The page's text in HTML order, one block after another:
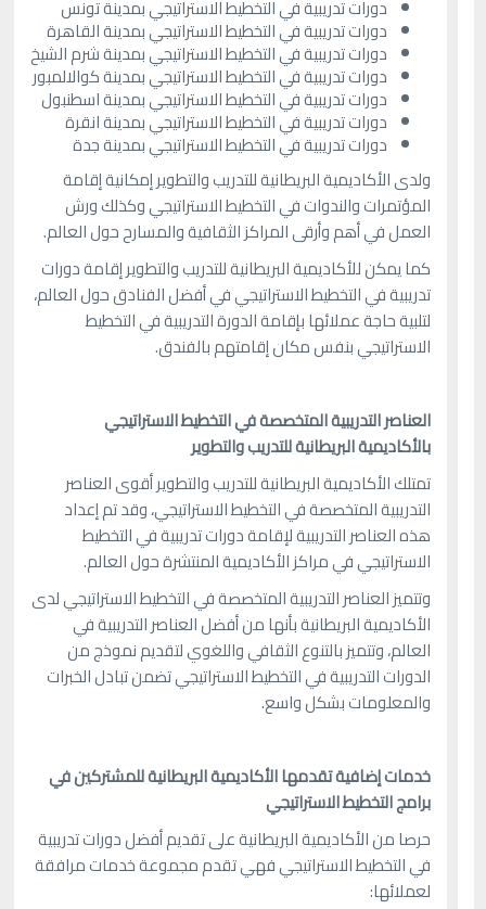
دورات تدريبية في التخطيط الاستراتيجي بمدينة تونس
دورات تدريبية في التخطيط الاستراتيجي بمدينة القاهرة
دورات تدريبية في التخطيط الاستراتيجي بمدينة شرم الشيخ
دورات تدريبية في التخطيط الاستراتيجي بمدينة كوالالمبور
دورات تدريبية في التخطيط الاستراتيجي بمدينة اسطنبول
دورات تدريبية في التخطيط الاستراتيجي بمدينة انقرة
دورات تدريبية في التخطيط الاستراتيجي بمدينة جدة
ولدى الأكاديمية البريطانية للتدريب والتطوير إمكانية إقامة
المؤتمرات والندوات في التخطيط الاستراتيجي وكذلك ورش
العمل في أهم وأرقى المراكز الثقافية والمسارح حول العالم.
كما يمكن للأكاديمية البريطانية للتدريب والتطوير إقامة دورات
تدريبية في التخطيط الاستراتيجي في أفضل الفنادق حول العالم،
لتلبية حاجة عملائها بإقامة الدورة التدريبية في التخطيط
الاستراتيجي بنفس مكان إقامتهم بالفندق.
العناصر التدريبية المتخصصة في التخطيط الاستراتيجي
بالأكاديمية البريطانية للتدريب والتطوير
تمتلك الأكاديمية البريطانية للتدريب والتطوير أقوى العناصر
التدريبية المتخصصة في التخطيط الاستراتيجي، وقد تم إعداد
هذه العناصر التدريبية لإقامة دورات تدريبية في التخطيط
الاستراتيجي في مراكز الأكاديمية المنتشرة حول العالم.
وتتميز العناصر التدريبية المتخصصة في التخطيط الاستراتيجي لدى
الأكاديمية البريطانية بأنها من أفضل العناصر التدريبية في
العالم، وتتميز بالتنوع الثقافي واللغوي لتقديم نموذج من
الدورات التدريبية في التخطيط الاستراتيجي تضمن تبادل الخبرات
والمعلومات بشكل واسع.
خدمات إضافية تقدمها الأكاديمية البريطانية للمشتركين في
برامج التخطيط الاستراتيجي
حرصا من الأكاديمية البريطانية على تقديم أفضل دورات تدريبية
في التخطيط الاستراتيجي فهي تقدم مجموعة خدمات مرافقة
لعملائها: